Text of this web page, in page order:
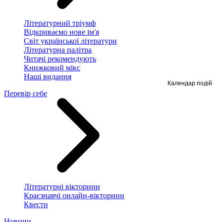
Літературний тріумф
Відкриваємо нове ім'я
Світ української літератури
Літературна палітра
Читачі рекомендують
Книжковий мікс
Наші видання
Перевір себе
Літературні вікторини
Краєзнавчі онлайн-вікторини
Квести
Календар подій